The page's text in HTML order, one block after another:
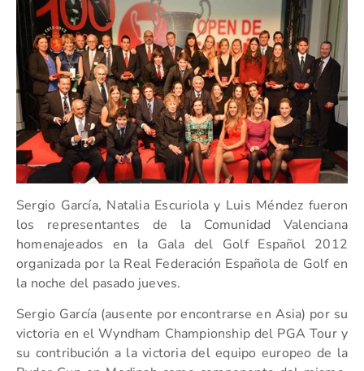
Sergio García, Natalia Escuriola y Luis Méndez fueron
los representantes de la Comunidad Valenciana
homenajeados en la Gala del Golf Español 2012
organizada por la Real Federación Española de Golf en
la noche del pasado jueves.
Sergio García (ausente por encontrarse en Asia) por su
victoria en el Wyndham Championship del PGA Tour y
su contribución a la victoria del equipo europeo de la